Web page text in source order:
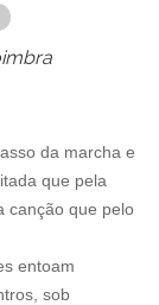
da marcha e
que pela
canção que pelo
entoam
sob